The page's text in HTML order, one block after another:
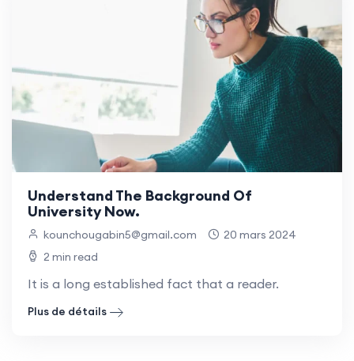
Understand The Background Of
University Now.
kounchougabin5@gmail.com
20 mars 2024
2 min read
It is a long established fact that a reader.
Plus de détails